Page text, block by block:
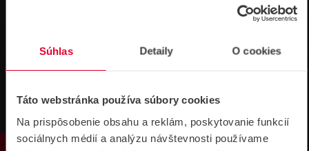
Súhlas Detaily O cookies
Táto webstránka používa súbory cookies
Na prispôsobenie obsahu a reklám, poskytovanie funkcií
sociálnych médií a analýzu návštevnosti používame
Technická
podpora 24/7
Podpora cez
TeamViewer